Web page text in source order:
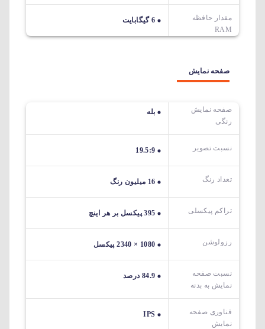
مقدار حافظه
RAM
6 گیگابایت
صفحه نمایش
صفحه نمایش
رنگی
بله
نسبت تصویر 19.5:9
تعداد رنگ 16 میلیون رنگ
تراکم پیکسلی 395 پیکسل بر هر اینچ
رزولوشن 1080 × 2340 پیکسل
نسبت صفحه
نمایش به بدنه
84.9 درصد
فناوری صفحه
نمایش
IPS